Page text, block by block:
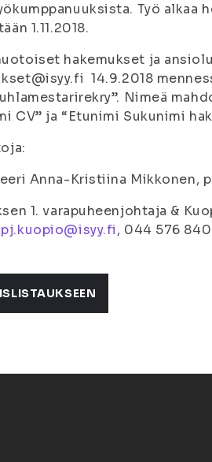
Työ alkaa
1.11.2018.
hakemukset ja
14.9.2018
Nimeä
CV” ja “Etunimi Sukunimi
Anna-Kristiina Mikkonen,
1. varapuheenjohtaja &
, 044 576